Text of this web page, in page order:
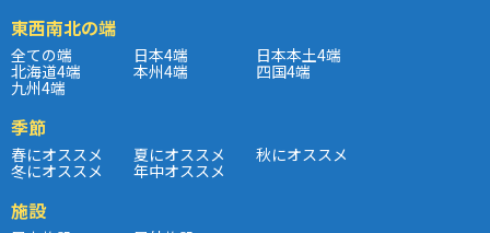
東西南北の端
全ての端 日本4端 日本本土4端
北海道4端 本州4端 四国4端
九州4端
季節
春にオススメ 夏にオススメ 秋にオススメ
冬にオススメ 年中オススメ
施設